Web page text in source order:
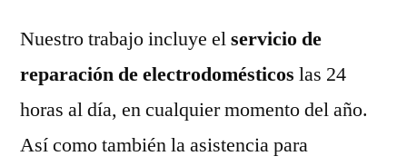
Nuestro trabajo incluye elservicio de
reparación de electrodomésticos las 24
horas al día, en cualquier momento del año.
Así como también la asistencia para